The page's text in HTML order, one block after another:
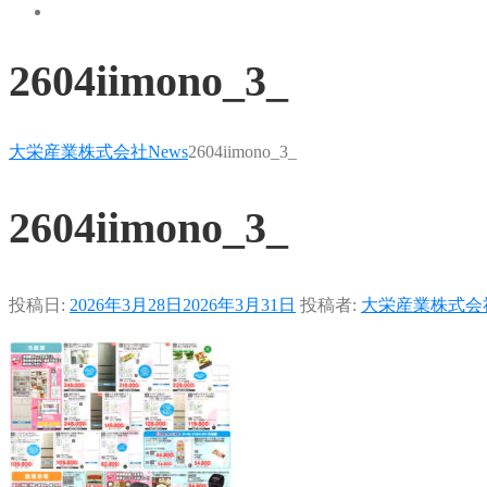
2604iimono_3_
大栄産業株式会社News2604iimono_3_
2604iimono_3_
投稿日: 2026年3月28日 2026年3月31日 投稿者: 大栄産業株式会